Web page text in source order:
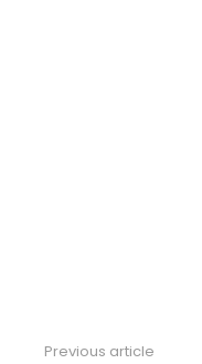
Previous article